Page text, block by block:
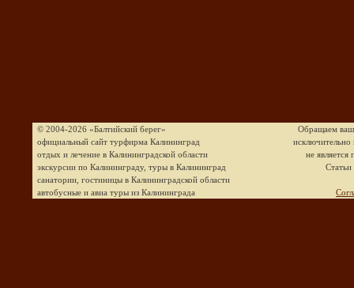
© 2004-2026 «Балтийский берег»
официальный сайт турфирма Калининград
отдых и лечение в Калининградской области
экскурсии по Калининграду, туры в Калининград
санатории, гостиницы в Калининградской области
автобусные и авиа туры из Калининграда
Обращаем
не